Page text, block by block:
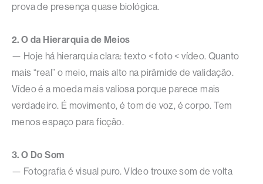
prova de presença quase biológica.
2. O da Hierarquia de Meios
— Hoje há hierarquia clara: texto < foto < vídeo. Quanto
mais “real” o meio, mais alto na pirâmide de validação.
Vídeo é a moeda mais valiosa porque parece mais
verdadeiro. É movimento, é tom de voz, é corpo. Tem
menos espaço para ficção.
3. O Do Som
— Fotografia é visual puro. Vídeo trouxe som de volta